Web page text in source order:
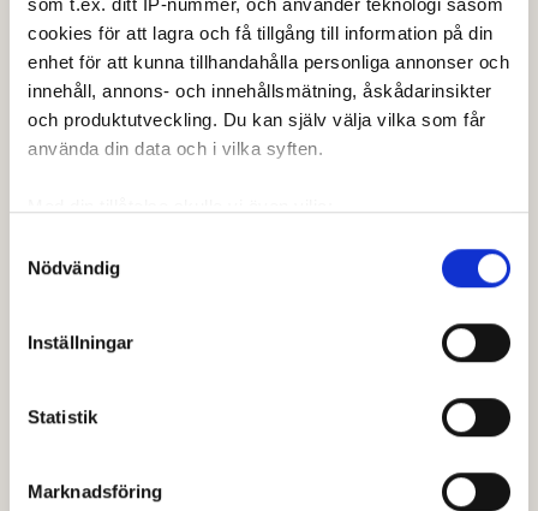
som t.ex. ditt IP-nummer, och använder teknologi såsom
cookies för att lagra och få tillgång till information på din
enhet för att kunna tillhandahålla personliga annonser och
innehåll, annons- och innehållsmätning, åskådarinsikter
och produktutveckling. Du kan själv välja vilka som får
använda din data och i vilka syften.
kan ha en noggrannhet på upp till flera meter
Ta reda på mer om hur dina personliga uppgifter
Du kan ändra eller dra tillbaka ditt samtycke när som
Vi använder enhetsidentifierare för att anpassa innehållet
Nödvändig
Inställningar
Statistik
Marknadsföring
Pojkar
HCP
Pojk: +8.0 - 30.0
Ålder
Spelform
2
Individuell
Slagspel